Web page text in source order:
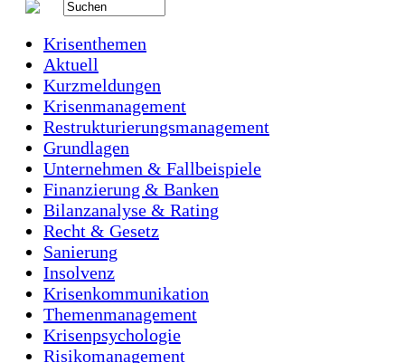
Krisenthemen
Aktuell
Kurzmeldungen
Krisenmanagement
Restrukturierungsmanagement
Grundlagen
Unternehmen & Fallbeispiele
Finanzierung & Banken
Bilanzanalyse & Rating
Recht & Gesetz
Sanierung
Insolvenz
Krisenkommunikation
Themenmanagement
Krisenpsychologie
Risikomanagement